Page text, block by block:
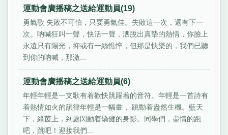
運動會廣播稿之送給運動員(19)
勇氣歌 失敗不可怕，只要勇氣佳。失敗這一次，還有下一
次。吶喊狂叫一聲，快活一聲，洒脫出真摯的熱情，你臉上
永遠只有陽光，抑或有一絲憔悴，但那是快樂的，我們已聽
到你的吶喊，那激...
運動會廣播稿之送給運動員(6)
年輕年輕是一支歌有着歡快跳躍着的音符。年輕是一首詩有
着熱情如火的韻律年輕是一幅畫， 跳動着盎然生機。藍天
下，綠茵上，到處閃動着矯健的身影。同學們，盡情的跑
吧，跳吧！迎接我們...